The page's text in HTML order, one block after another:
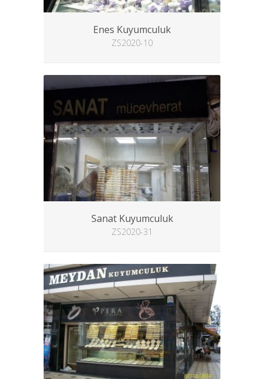
Enes Kuyumculuk
ZS2020-10
Sanat Kuyumculuk
ZS2020-31